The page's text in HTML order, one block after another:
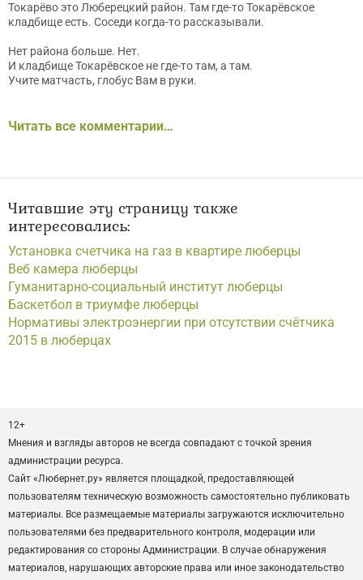
Токарёво это Люберецкий район. Там где-то Токарёвское
кладбище есть. Соседи когда-то рассказывали.
Нет района больше. Нет.
И кладбище Токарёвское не где-то там, а там.
Учите матчасть, глобус Вам в руки.
Читать все комментарии…
Читавшие эту страницу также
интересовались:
Установка счетчика на газ в квартире люберцы
Веб камера люберцы
Гуманитарно-социальный институт люберцы
Баскетбол в триумфе люберцы
Нормативы электроэнергии при отсутствии счётчика
2015 в люберцах
12+
Мнения и взгляды авторов не всегда совпадают с точкой зрения
администрации ресурса.
Сайт «Любернет.ру» является площадкой, предоставляющей
пользователям техническую возможность самостоятельно публиковать
материалы. Все размещаемые материалы загружаются исключительно
пользователями без предварительного контроля, модерации или
редактирования со стороны Администрации. В случае обнаружения
материалов, нарушающих авторские права или иное законодательство